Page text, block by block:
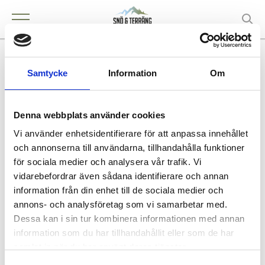
Samtycke Information Om
Denna webbplats använder cookies
Vi använder enhetsidentifierare för att anpassa innehållet
och annonserna till användarna, tillhandahålla funktioner
för sociala medier och analysera vår trafik. Vi
vidarebefordrar även sådana identifierare och annan
information från din enhet till de sociala medier och
annons- och analysföretag som vi samarbetar med.
Dessa kan i sin tur kombinera informationen med annan
information som du har tillhandahållit eller som de har
A.Staffare AB, Uppsala
HUDIKSVALL
Köpa och äga terrängfordon
Köpa och äga terrängfordon
Fordonstyper snöskotrar
Fordonstyper fyrhjulingar